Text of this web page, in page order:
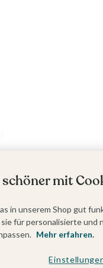
mit
in unserem Shop gut
für personalisierte
Mehr erfahren.